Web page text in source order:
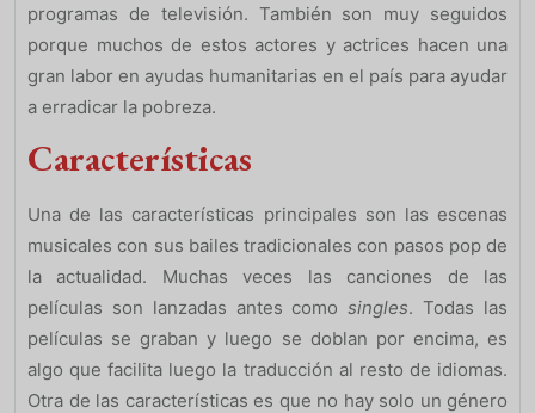
programas de televisión. También son muy seguidos
porque muchos de estos actores y actrices hacen una
gran labor en ayudas humanitarias en el país para ayudar
a erradicar la pobreza.
Características
Una de las características principales son las escenas
musicales con sus bailes tradicionales con pasos pop de
la actualidad. Muchas veces las canciones de las
películas son lanzadas antes comosingles. Todas las
películas se graban y luego se doblan por encima, es
algo que facilita luego la traducción al resto de idiomas.
Otra de las características es que no hay solo un género